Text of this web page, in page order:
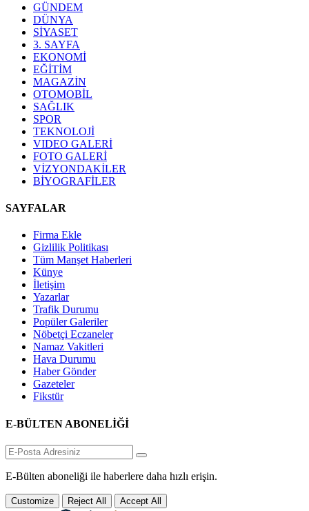
GÜNDEM
DÜNYA
SİYASET
3. SAYFA
EKONOMİ
EĞİTİM
MAGAZİN
OTOMOBİL
SAĞLIK
SPOR
TEKNOLOJİ
VIDEO GALERİ
FOTO GALERİ
VİZYONDAKİLER
BİYOGRAFİLER
SAYFALAR
Firma Ekle
Gizlilik Politikası
Tüm Manşet Haberleri
Künye
İletişim
Yazarlar
Trafik Durumu
Popüler Galeriler
Nöbetçi Eczaneler
Namaz Vakitleri
Hava Durumu
Haber Gönder
Gazeteler
Fikstür
E-BÜLTEN ABONELİĞİ
E-Bülten aboneliği ile haberlere daha hızlı erişin.
Customize Reject All Accept All